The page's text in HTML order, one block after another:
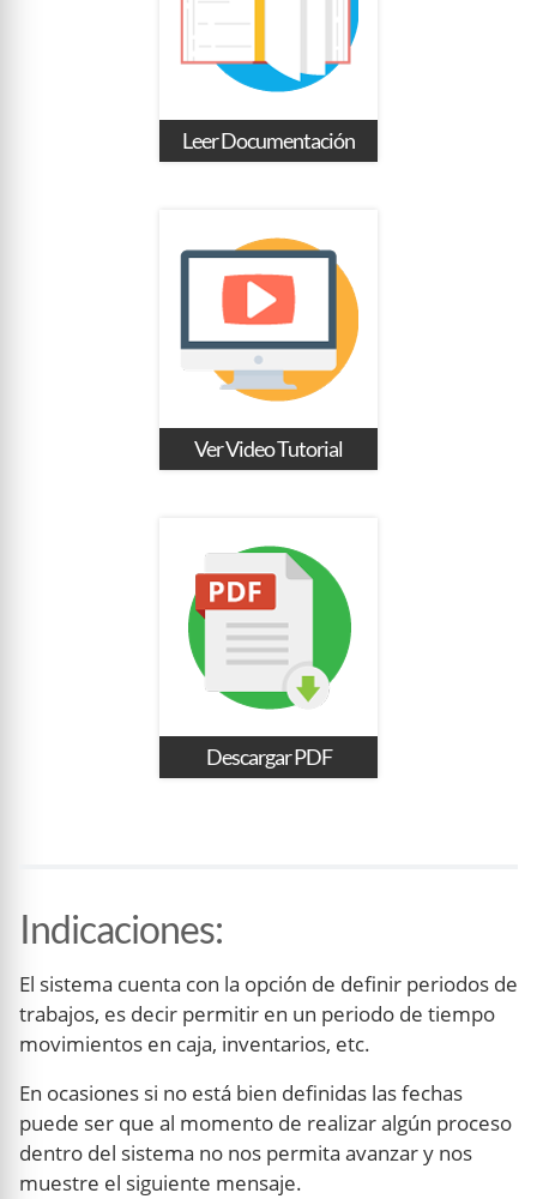
Leer Documentación
Ver Video Tutorial
Descargar PDF
Indicaciones:
El sistema cuenta con la opción de definir periodos de
trabajos, es decir permitir en un periodo de tiempo
movimientos en caja, inventarios, etc.
En ocasiones si no está bien definidas las fechas
puede ser que al momento de realizar algún proceso
dentro del sistema no nos permita avanzar y nos
muestre el siguiente mensaje.